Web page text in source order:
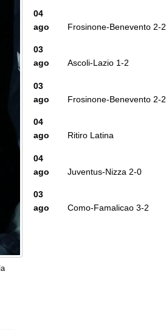
04
ago
Frosinone-Benevento 2-2
03
ago
Ascoli-Lazio 1-2
03
ago
Frosinone-Benevento 2-2
04
ago
Ritiro Latina
04
ago
Juventus-Nizza 2-0
03
ago
Como-Famalicao 3-2